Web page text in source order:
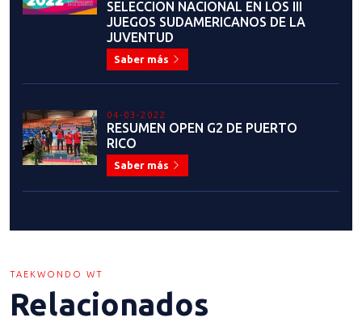
SELECCION NACIONAL EN LOS III
JUEGOS SUDAMERICANOS DE LA
JUVENTUD
Saber más
04-03-2022
RESUMEN OPEN G2 DE PUERTO
RICO
Saber más
TAEKWONDO WT
Relacionados